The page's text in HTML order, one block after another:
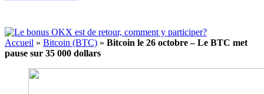
Accueil » Bitcoin (BTC) » Bitcoin le 26 octobre – Le BTC met
pause sur 35 000 dollars